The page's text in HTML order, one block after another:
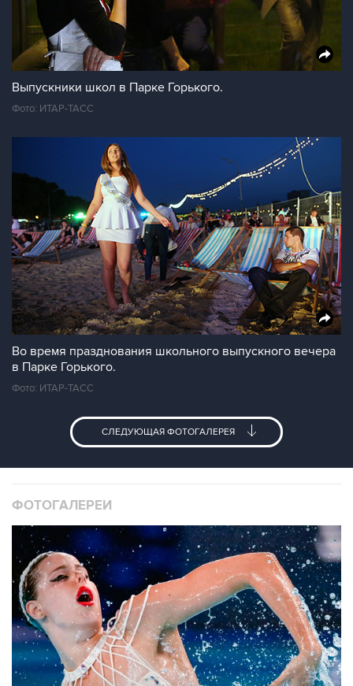
Выпускники школ в Парке Горького.
Фото: ИТАР-ТАСС
Во время празднования школьного выпускного вечера
в Парке Горького.
Фото: ИТАР-ТАСС
СЛЕДУЮЩАЯ ФОТОГАЛЕРЕЯ
ФОТОГАЛЕРЕИ